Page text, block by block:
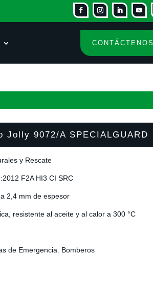
CONTÁCTENOS
Jolly 9072/A SPECIALGUARD
y Rescate
F2A HI3 CI SRC
2,4 mm de espesor
resistente al aceite y al calor a 300 °C
de Emergencia. Bomberos